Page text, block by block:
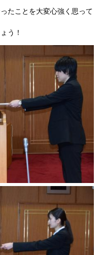
たことを大変心強く思って
う！